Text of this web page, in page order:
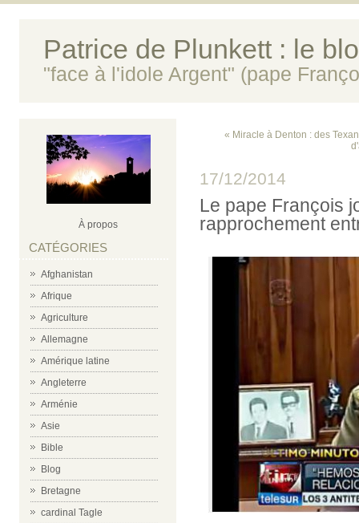
Patrice de Plunkett : le
"face à l'idole Argent" (pape
À propos
CATÉGORIES
Afghanistan
Afrique
Agriculture
Allemagne
Amérique latine
Angleterre
Arménie
Asie
Bible
Blog
Bretagne
cardinal Tagle
« Miracle à Denton : des
17/12/2014
Le pape François
rapprochement